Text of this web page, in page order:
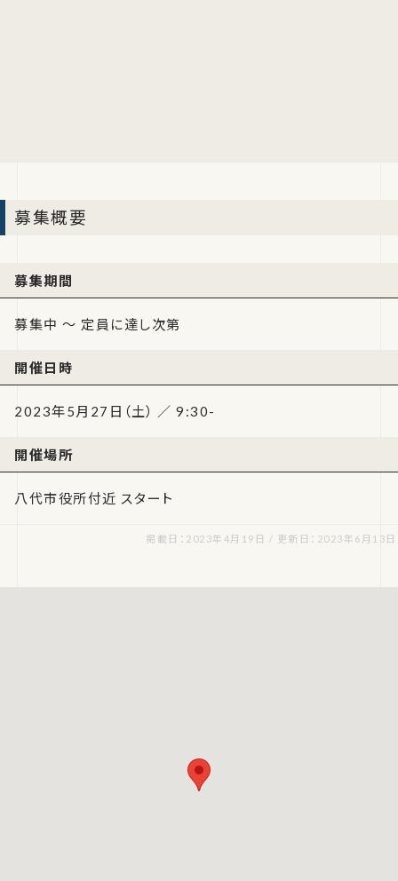
募集概要
募集期間
募集中 ～ 定員に達し次第
開催日時
2023年5月27日（土） ／ 9:30-
開催場所
八代市役所付近 スタート
掲載日：2023年4月19日 / 更新日：2023年6月13日